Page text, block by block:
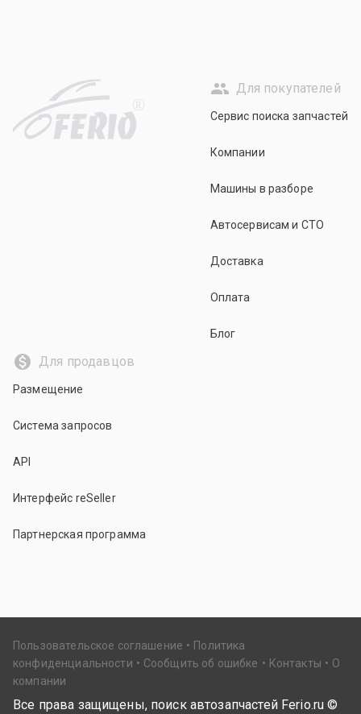
R
Для покупателей
Сервис поиска запчастей
Компании
Машины в разборе
Автосервисам и СТО
Доставка
Оплата
Блог
Для продавцов
Размещение
Система запросов
API
Интерфейс reSeller
Партнерская программа
Пользовательское соглашение
Политика
конфиденциальности
Сообщить об ошибке Контакты
О
компании
Все права защищены, поиск автозапчастей Ferio.ru ©